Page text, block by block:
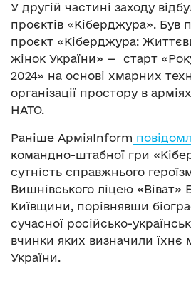
У другій частині заходу
проєктів «Кіберджура». Був
проєкт «Кіберджура:
жінок України» — старт
2024» на основі хмарних
організації простору в
НАТО.
Раніше АрміяInform
командно-штабної гри
сутність справжнього
Вишнівського ліцею «Віват»
Київщини, порівнявши
сучасної російсько-
вчинки яких визначили їхнє
України.